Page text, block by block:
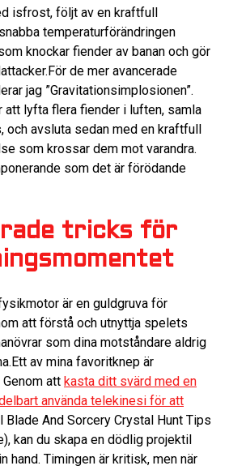
isfrost, följt av en kraftfull
temperaturförändringen
knockar fiender av banan och gör
de mer avancerade
jag ”Gravitationsimplosionen”.
att lyfta flera fiender i luften, samla
avsluta sedan med en kraftfull
som krossar dem mot varandra.
som det är förödande
tricks för
är en guldgruva för
att förstå och utnyttja spelets
som dina motståndare aldrig
av mina favoritknep är
Genom att kasta ditt svärd med en
använda telekinesi för att
Blade And Sorcery Crystal Hunt Tips
kan du skapa en dödlig projektil
hand. Timingen är kritisk, men när